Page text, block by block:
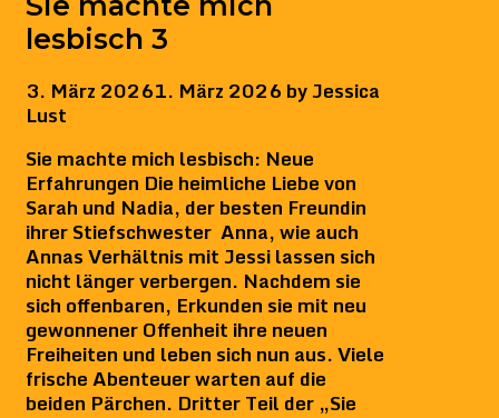
lesbisch 3
3. März 20261. März 2026 byJessica
Lust
Sie machte mich lesbisch: Neue
Erfahrungen Die heimliche Liebe von
Sarah und Nadia, der besten Freundin
ihrer Stiefschwester Anna, wie auch
Annas Verhältnis mit Jessi lassen sich
nicht länger verbergen. Nachdem sie
sich offenbaren, Erkunden sie mit neu
gewonnener Offenheit ihre neuen
Freiheiten und leben sich nun aus. Viele
frische Abenteuer warten auf die
beiden Pärchen. Dritter Teil der „Sie